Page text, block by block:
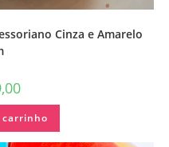
Cinza e Amarelo
carrinho